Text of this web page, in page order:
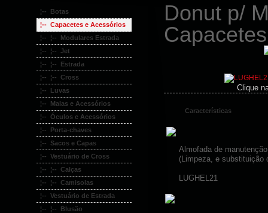
¦-- Botas
¦-- Capacetes e Acessórios
¦-- ¦-- Modulares Estrada
¦-- ¦-- Jet
¦-- ¦-- Estrada
¦-- ¦-- Cross
¦-- Luvas
¦-- Malas e Acessórios
¦-- Óculos e Acessórios
¦-- Porta-chaves
¦-- Sacos e Capas
¦-- Vestuário de Cross
¦-- ¦-- Calças
¦-- ¦-- Camisolas
¦-- Vestuário de Estrada
¦-- ¦-- Blusão
Donut p/
Capacetes
Clique
Características
Almofada de
(Limpeza, e
LUGHEL21